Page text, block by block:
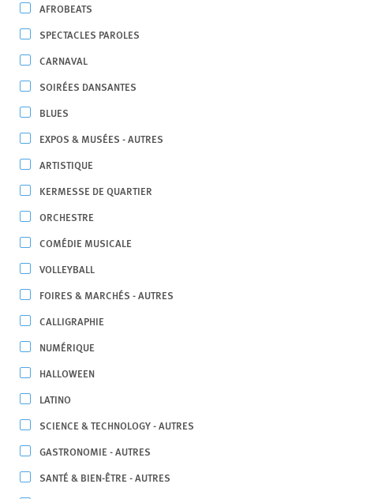
AFROBEATS
SPECTACLES PAROLES
CARNAVAL
SOIRÉES DANSANTES
BLUES
EXPOS & MUSÉES - AUTRES
ARTISTIQUE
KERMESSE DE QUARTIER
ORCHESTRE
COMÉDIE MUSICALE
VOLLEYBALL
FOIRES & MARCHÉS - AUTRES
CALLIGRAPHIE
NUMÉRIQUE
HALLOWEEN
LATINO
SCIENCE & TECHNOLOGY - AUTRES
GASTRONOMIE - AUTRES
SANTÉ & BIEN-ÊTRE - AUTRES